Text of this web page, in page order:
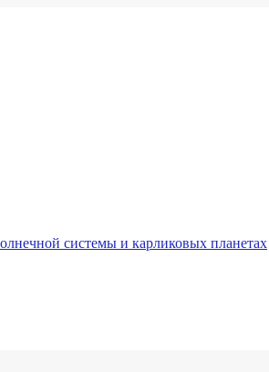
системы и карликовых планетах